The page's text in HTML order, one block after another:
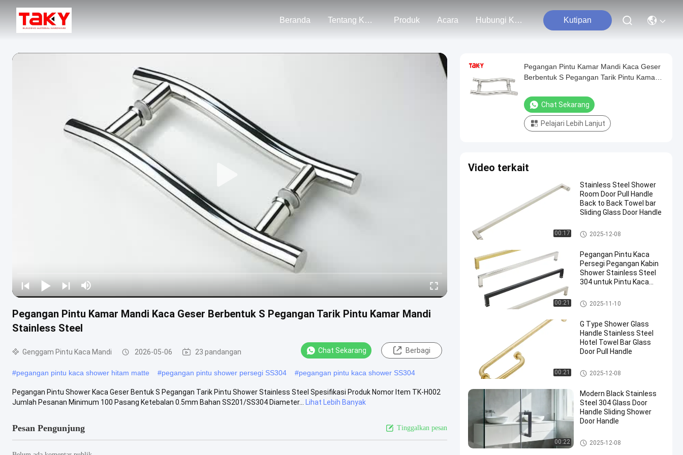
Beranda Tentang Kami Produk Acara Hubungi Kami Kutipan
Pegangan Pintu Kamar Mandi Kaca Geser Berbentuk S Pegangan Tarik Pintu Kamar Mandi
Stainless Steel
Genggam Pintu Kaca Mandi 2026-05-06 23 pandangan Chat Sekarang Berbagi
#pegangan pintu kaca shower hitam matte #pegangan pintu shower persegi SS304 #pegangan pintu kaca shower SS304
Pegangan Pintu Shower Kaca Geser Bentuk S Pegangan Tarik Pintu Shower Stainless Steel Spesifikasi Produk Nomor Item TK-H002
Jumlah Pesanan Minimum 100 Pasang Ketebalan 0.5mm Bahan SS201/SS304 Diameter...
Lihat Lebih Banyak
Pesan Pengunjung Tinggalkan pesan
Pegangan Pintu Kamar Mandi Kaca Geser
Berbentuk S Pegangan Tarik Pintu Kamar
Chat Sekarang
Pelajari Lebih Lanjut
Video terkait
00:17
Stainless Steel Shower
Room Door Pull Handle
Back to Back Towel bar
Sliding Glass Door Handle
Genggam Pintu Kaca Mandi
2025-12-08
00:21
Pegangan Pintu Kaca
Persegi Pegangan Kabin
Shower Stainless Steel
304 untuk Pintu Kaca
Genggam Pintu Kaca Mandi
2025-11-10
00:21
G Type Shower Glass
Handle Stainless Steel
Hotel Towel Bar Glass
Door Pull Handle
Genggam Pintu Kaca Mandi
2025-12-08
00:22
Modern Black Stainless
Steel 304 Glass Door
Handle Sliding Shower
Door Handle
Genggam Pintu Kaca Mandi
2025-12-08